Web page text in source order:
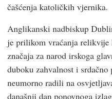
čašćenja katoličkih vjernika.
Anglikanski nadbiskup
je prilikom vraćanja relikvije
značaja za narod irskoga
duboku zahvalnost i
neumorno radili na
današnji dan ponovnoga